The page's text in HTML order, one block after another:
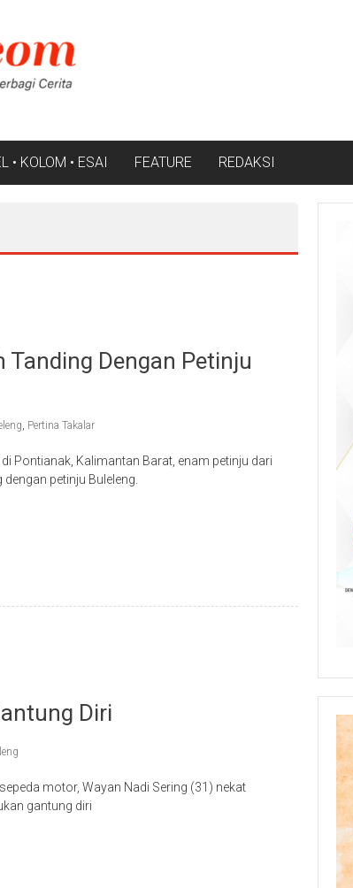
• KOLOM • ESAI FEATURE REDAKSI
Tanding Dengan Petinju
, Pertina Takalar
Pontianak, Kalimantan Barat, enam petinju dari
petinju Buleleng.
Diri
motor, Wayan Nadi Sering (31) nekat
gantung diri